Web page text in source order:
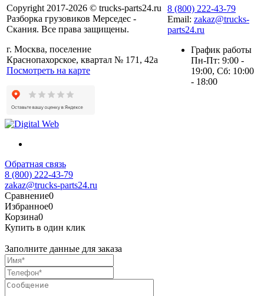
Copyright 2017-2026 © trucks-parts24.ru
Разборка грузовиков Мерседес -
Скания. Все права защищены.
г. Москва, поселение
Краснопахорское, квартал № 171, 42а
Посмотреть на карте
8 (800) 222-43-79
Email: zakaz@trucks-
parts24.ru
График работы
Пн-Пт: 9:00 -
19:00, Сб: 10:00
- 18:00
Обратная связь
8 (800) 222-43-79
zakaz@trucks-parts24.ru
Сравнение0
Избранное0
Корзина0
Купить в один клик
Заполните данные для заказа